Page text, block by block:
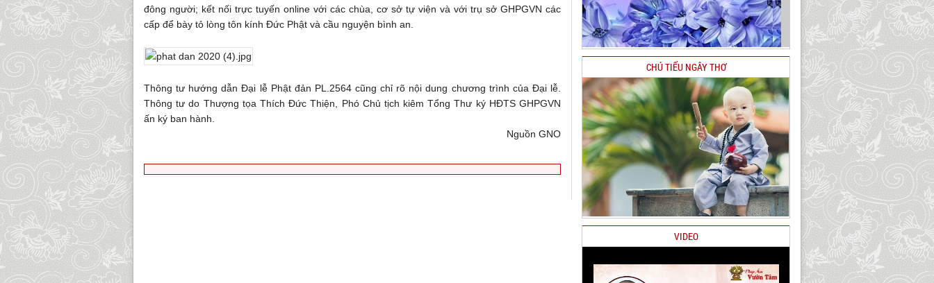
đông người; kết nối trực tuyến online với các chùa, cơ sở tự viện và với trụ sở GHPGVN các
cấp để bày tỏ lòng tôn kính Đức Phật và cầu nguyện bình an.
Thông tư hướng dẫn Đại lễ Phật đản PL.2564 cũng chỉ rõ nội dung chương trình của Đại lễ.
Thông tư do Thượng tọa Thích Đức Thiện, Phó Chủ tịch kiêm Tổng Thư ký HĐTS GHPGVN
ấn ký ban hành.
Nguồn GNO
CHÚ TIỂU NGÂY THƠ
VIDEO